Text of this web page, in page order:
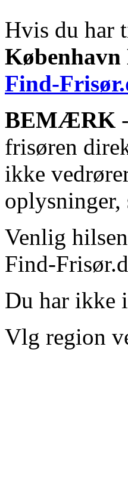
Hvis du har
København
Find-
BEMÆRK
frisøren
ikke
oplysninger,
Venlig hilsen
Find-
Du har ikke
Vlg region